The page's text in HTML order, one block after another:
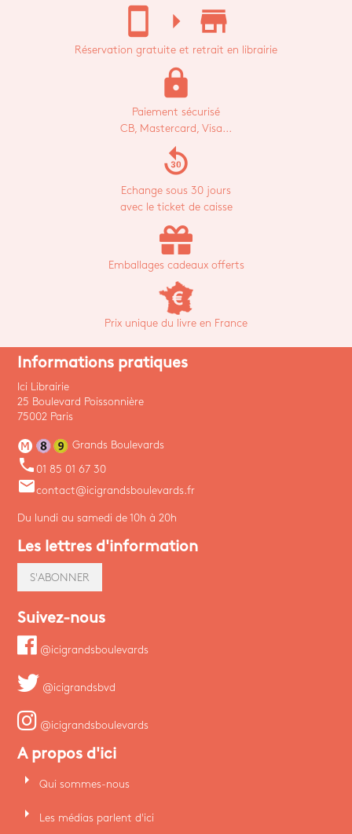
stay_current_portrait arrow_right store_mall_directory
Réservation gratuite et retrait en librairie
lock
Paiement sécurisé
CB, Mastercard, Visa...
replay_30
Echange sous 30 jours
avec le ticket de caisse
Emballages cadeaux offerts
Prix unique du livre en France
Informations pratiques
Ici Librairie
25 Boulevard Poissonnière
75002 Paris
Grands Boulevards
phone 01 85 01 67 30
emailcontact@icigrandsboulevards.fr
Du lundi au samedi de 10h à 20h
Les lettres d'information
S'ABONNER
Suivez-nous
@icigrandsboulevards
@icigrandsbvd
@icigrandsboulevards
A propos d'ici
arrow_right Qui sommes-nous
arrow_right Les médias parlent d'ici